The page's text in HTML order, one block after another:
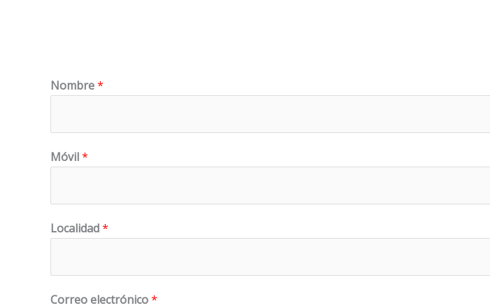
Nombre*
Móvil*
Localidad*
Correo electrónico*